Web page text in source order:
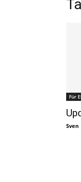
Für
Sven